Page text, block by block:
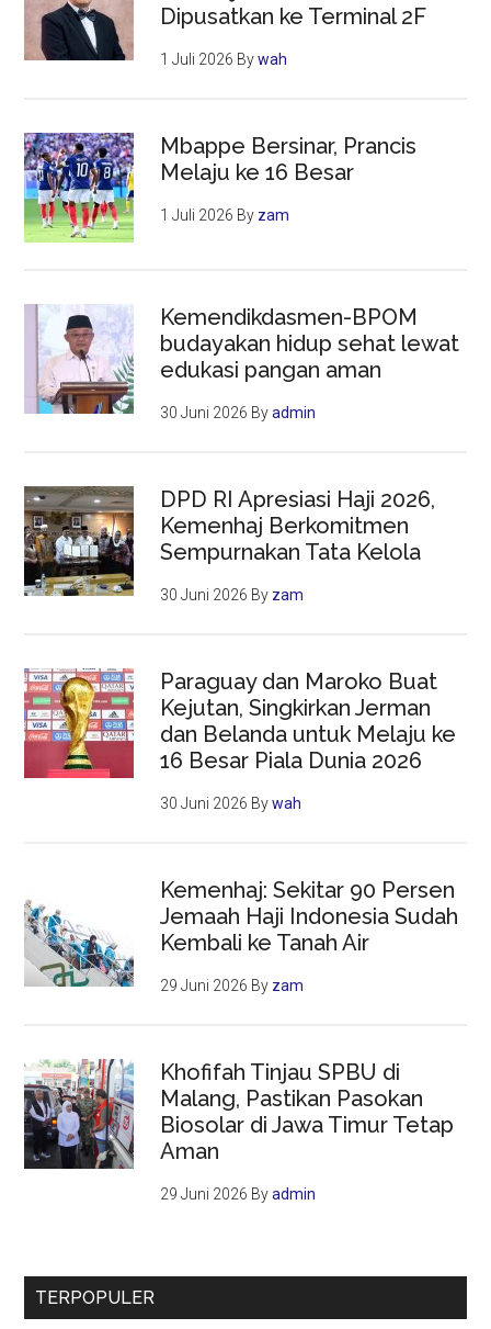
Dipusatkan ke Terminal 2F
1 Juli 2026 Bywah
Mbappe Bersinar, Prancis
Melaju ke 16 Besar
1 Juli 2026 By zam
Kemendikdasmen-BPOM
budayakan hidup sehat lewat
edukasi pangan aman
30 Juni 2026 Byadmin
DPD RI Apresiasi Haji 2026,
Kemenhaj Berkomitmen
Sempurnakan Tata Kelola
30 Juni 2026 By zam
Paraguay dan Maroko Buat
Kejutan, Singkirkan Jerman
dan Belanda untuk Melaju ke
16 Besar Piala Dunia 2026
30 Juni 2026 Bywah
Kemenhaj: Sekitar 90 Persen
Jemaah Haji Indonesia Sudah
Kembali ke Tanah Air
29 Juni 2026 By zam
Khofifah Tinjau SPBU di
Malang, Pastikan Pasokan
Biosolar di Jawa Timur Tetap
Aman
29 Juni 2026 Byadmin
TERPOPULER